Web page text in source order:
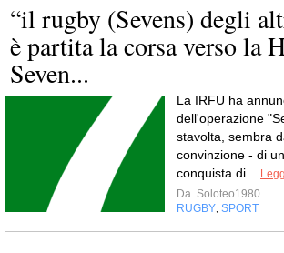
“il rugby (Sevens) degli
è partita la corsa verso la
Seven...
La IRFU ha
dell'operazione
stavolta, sembra
convinzione - di
conquista di...
Da Soloteo1980
RUGBY SPORT